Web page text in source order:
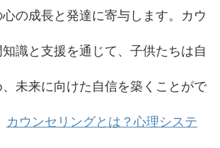
の成長と発達に寄与します。カウ
識と支援を通じて、子供たちは自
未来に向けた自信を築くことがで
カウンセリングとは？心理システ